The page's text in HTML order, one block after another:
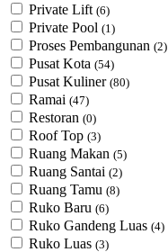
Private Lift (6)
Private Pool (1)
Proses Pembangunan (2)
Pusat Kota (54)
Pusat Kuliner (80)
Ramai (47)
Restoran (0)
Roof Top (3)
Ruang Makan (5)
Ruang Santai (2)
Ruang Tamu (8)
Ruko Baru (6)
Ruko Gandeng Luas (4)
Ruko Luas (3)